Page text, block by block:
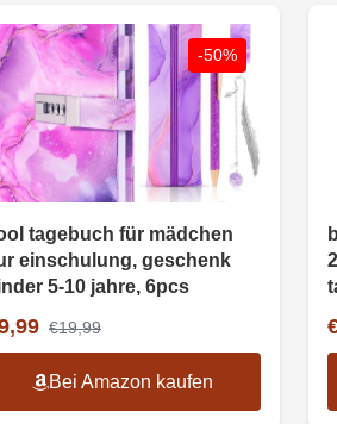
-50%
tagebuch für mädchen
einschulung, geschenk
5-10 jahre, 6pcs
€19,99
Bei Amazon kaufen